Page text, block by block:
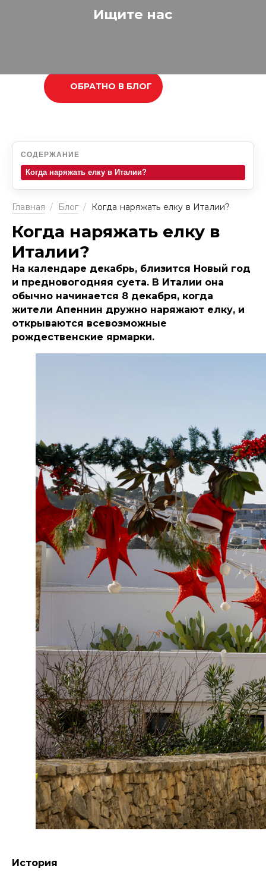
Ищите нас
ОБРАТНО В БЛОГ
СОДЕРЖАНИЕ
Когда наряжать елку в Италии?
Главная / Блог / Когда наряжать елку в Италии?
Когда наряжать елку в
Италии?
На календаре декабрь, близится Новый год
и предновогодняя суета. В Италии она
обычно начинается 8 декабря, когда
жители Апеннин дружно наряжают елку, и
открываются всевозможные
рождественские ярмарки.
История